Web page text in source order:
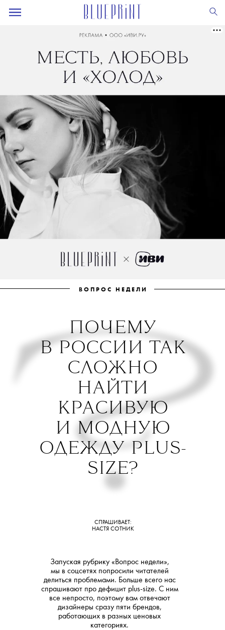
ВОПРОС НЕДЕЛ И
ПОЧЕМУ
В РОССИИ ТАК
СЛОЖНО
НАЙТИ
КРАСИВУЮ
И МОДНУЮ
ОДЕЖДУ PLUS-
SIZE?
СПРАШИВАЕТ:
НАСТЯ СОТНИК
Запуская рубрику «Вопрос недели»,
мы в соцсетях попросили читателей
делиться проблемами. Больше всего нас
спрашивают про дефицит plus-size. С ним
все непросто, поэтому вам отвечают
дизайнеры сразу пяти брендов,
работающих в разных ценовых
категориях.